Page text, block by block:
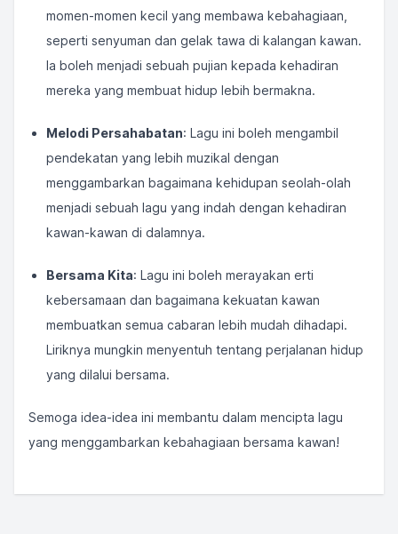
momen-momen kecil yang membawa kebahagiaan,
seperti senyuman dan gelak tawa di kalangan kawan.
Ia boleh menjadi sebuah pujian kepada kehadiran
mereka yang membuat hidup lebih bermakna.
Melodi Persahabatan: Lagu ini boleh mengambil
pendekatan yang lebih muzikal dengan
menggambarkan bagaimana kehidupan seolah-olah
menjadi sebuah lagu yang indah dengan kehadiran
kawan-kawan di dalamnya.
Bersama Kita: Lagu ini boleh merayakan erti
kebersamaan dan bagaimana kekuatan kawan
membuatkan semua cabaran lebih mudah dihadapi.
Liriknya mungkin menyentuh tentang perjalanan hidup
yang dilalui bersama.
Semoga idea-idea ini membantu dalam mencipta lagu
yang menggambarkan kebahagiaan bersama kawan!